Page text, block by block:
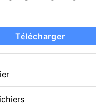
Télécharger